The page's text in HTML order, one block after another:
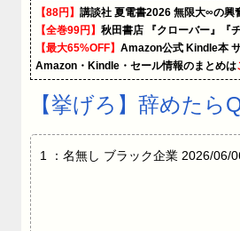
【88円】 講談社 夏電書2026 無限大∞の興
【全巻99円】 秋田書店 『クローバー』『
【最大65%OFF】 Amazon公式 Kindle本
Amazon・Kindle・セール情報のまとめは
【挙げろ】辞めたら
1 ：名無し ブラック企業 2026/06/